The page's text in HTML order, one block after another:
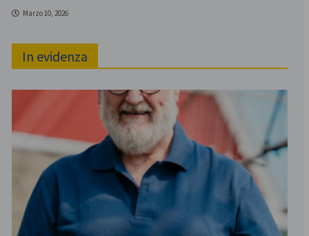
Marzo 10, 2026
In evidenza